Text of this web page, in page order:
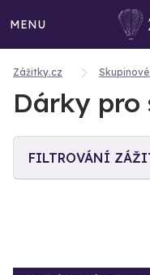
MENU
Zážitky.cz
Dárky pro
FILTROVÁNÍ